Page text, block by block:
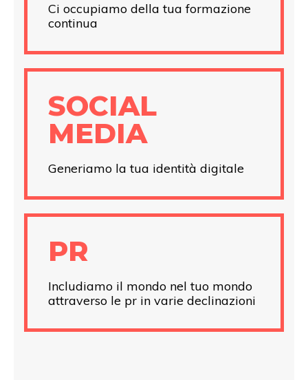
Ci occupiamo della tua formazione
continua
SOCIAL
MEDIA
Generiamo la tua identità digitale
PR
Includiamo il mondo nel tuo mondo
attraverso le pr in varie declinazioni